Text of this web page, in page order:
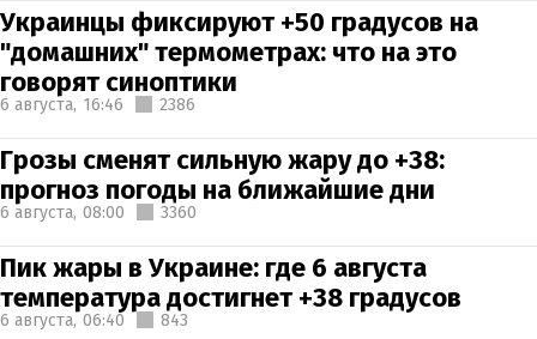
Украинцы фиксируют +50 градусов на
"домашних" термометрах: что на это
говорят синоптики
6 августа, 16:46 2386
Грозы сменят сильную жару до +38:
прогноз погоды на ближайшие дни
6 августа, 08:00 3360
Пик жары в Украине: где 6 августа
температура достигнет +38 градусов
6 августа, 06:40 843